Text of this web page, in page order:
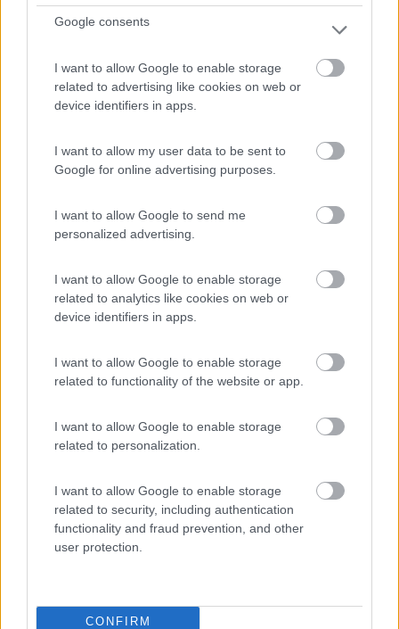
Google consents
I want to allow Google to enable storage
related to advertising like cookies on web or
device identifiers in apps.
I want to allow my user data to be sent to
Google for online advertising purposes.
I want to allow Google to send me
personalized advertising.
I want to allow Google to enable storage
related to analytics like cookies on web or
device identifiers in apps.
I want to allow Google to enable storage
related to functionality of the website or app.
I want to allow Google to enable storage
related to personalization.
I want to allow Google to enable storage
related to security, including authentication
functionality and fraud prevention, and other
user protection.
CONFIRM
Margherita di Savoia (BT) - 24.3km
Via Manfredonia, S.S.159
Area di sosta (AA)
7,7
Sosta camper vicina alla spiaggia di Margherita di
Via Traiano n. 9